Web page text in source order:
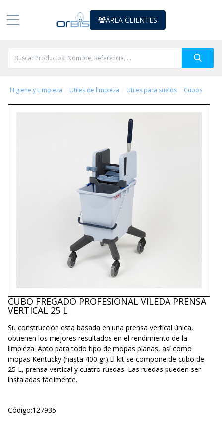
ÁREA CLIENTES
Higiene y Limpieza Utiles de limpieza Utiles para suelos Cubos
CUBO FREGADO PROFESIONAL VILEDA PRENSA
VERTICAL 25 L
Su construcción esta basada en una prensa vertical única,
obtienen los mejores resultados en el rendimiento de la
limpieza. Apto para todo tipo de mopas planas, así como
mopas Kentucky (hasta 400 gr).El kit se compone de cubo de
25 L, prensa vertical y cuatro ruedas. Las ruedas pueden ser
instaladas fácilmente.
Código:127935